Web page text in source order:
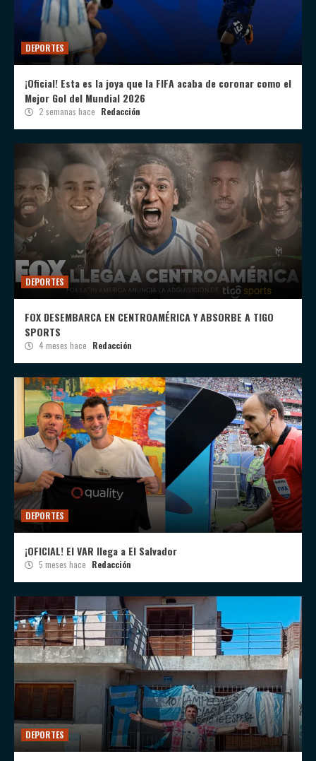
DEPORTES
¡Oficial! Esta es la joya que la FIFA acaba de coronar como el
Mejor Gol del Mundial 2026
2 semanas hace Redacción
DEPORTES
FOX DESEMBARCA EN CENTROAMÉRICA Y ABSORBE A TIGO
SPORTS
4 meses hace Redacción
DEPORTES
¡OFICIAL! El VAR llega a El Salvador
5 meses hace Redacción
DEPORTES